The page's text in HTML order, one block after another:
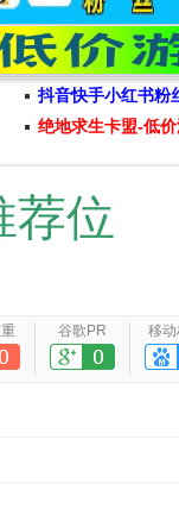
抖音快手小红书粉
绝地求生卡盟-低
荐位
谷歌PR 移